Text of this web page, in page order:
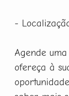
-
Agende
ofereça à